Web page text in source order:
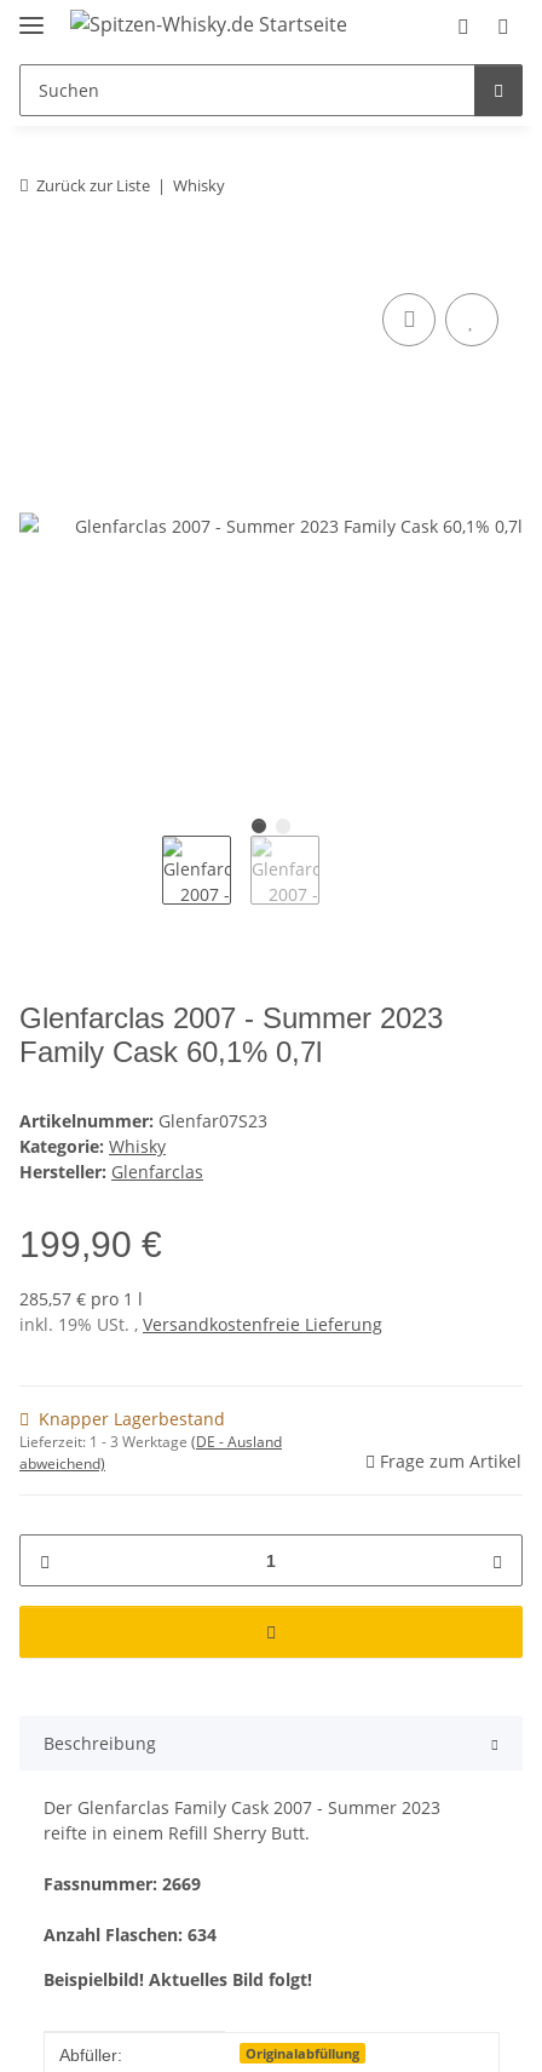
Zurück zur Liste Whisky
Glenfarclas 2007 - Summer 2023
Family Cask 60,1% 0,7l
Artikelnummer: Glenfar07S23
Kategorie: Whisky
Hersteller: Glenfarclas
199,90 €
285,57 € pro 1 l
inkl. 19% USt. , Versandkostenfreie Lieferung
Knapper Lagerbestand
Lieferzeit: 1 - 3 Werktage (DE - Ausland
abweichend)
Frage zum Artikel
Beschreibung
Der Glenfarclas Family Cask 2007 - Summer 2023
reifte in einem Refill Sherry Butt.
Fassnummer: 2669
Anzahl Flaschen: 634
Beispielbild! Aktuelles Bild folgt!
Produkteigenschaft
Wert
Abfüller: Originalabfüllung